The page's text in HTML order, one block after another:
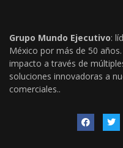
Grupo Mundo Ejecutivo:
México por más de 50
impacto a través de
soluciones innovadoras a
comerciales..